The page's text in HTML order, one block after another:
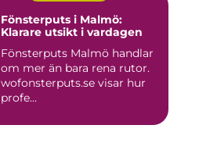
Fönsterputs i Malmö:
Klarare utsikt i vardagen
Fönsterputs Malmö handlar
om mer än bara rena rutor.
wofonsterputs.se visar hur
profe...